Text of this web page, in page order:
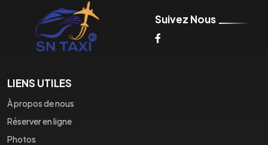
Suivez Nous
LIENS UTILES
À propos de nous
Réserver en ligne
Photos